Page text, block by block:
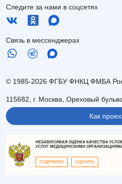
Следите за нами в соцсетях
Связь в мессенджерах
© 1985-2026 ФГБУ ФНКЦ ФМБА
115682, г. Москва, Ореховый
Как
НЕЗАВИСИМАЯ ОЦЕНКА КАЧЕСТВА
УСЛУГ МЕДИЦИНСКИМИ
ПОДРОБНЕЕ ОЦЕНИТЬ